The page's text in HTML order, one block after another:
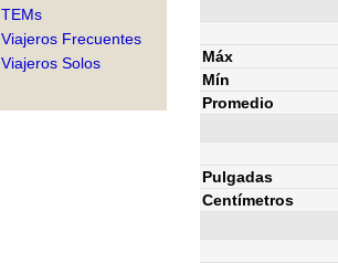
TEMs
Viajeros Frecuentes
Viajeros Solos
Máx
Mín
Promedio
Pulgadas
Centímetros